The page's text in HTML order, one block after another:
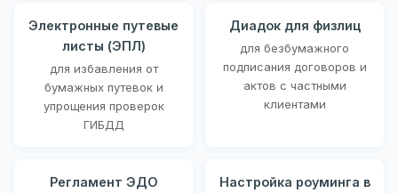
Электронные путевые
листы (ЭПЛ)
для избавления от
бумажных путевок и
упрощения проверок
ГИБДД
Диадок для физлиц
для безбумажного
подписания договоров и
актов с частными
клиентами
Регламент ЭДО
Настройка роуминга в